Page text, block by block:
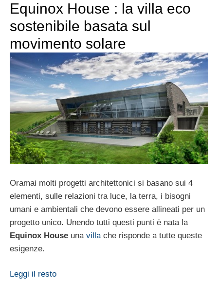
Equinox House : la villa eco
sostenibile basata sul
movimento solare
Oramai molti progetti architettonici si basano sui 4
elementi, sulle relazioni tra luce, la terra, i bisogni
umani e ambientali che devono essere allineati per un
progetto unico. Unendo tutti questi punti è nata la
Equinox House una villache risponde a tutte queste
esigenze.
Leggi il resto